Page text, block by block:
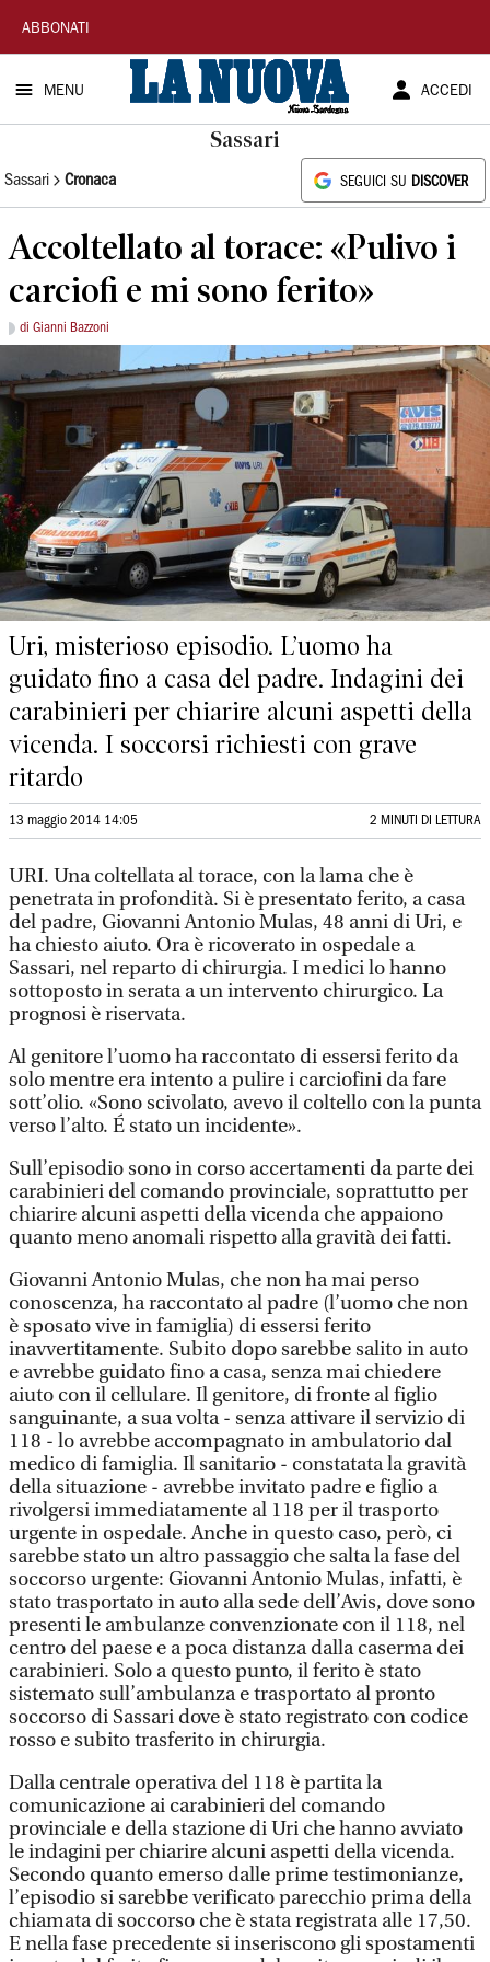
La
Nuova
Sardegna
ABBONATI
MENU ACCEDI
Sassari
Sassari Cronaca SEGUICI SU DISCOVER
Accoltellato al torace: «Pulivo i
carciofi e mi sono ferito»
di Gianni Bazzoni
Uri, misterioso episodio. L’uomo ha
guidato fino a casa del padre. Indagini dei
carabinieri per chiarire alcuni aspetti della
vicenda. I soccorsi richiesti con grave
ritardo
13 maggio 2014 14:05 2 MINUTI DI LETTURA
URI. Una coltellata al torace, con la lama che è
penetrata in profondità. Si è presentato ferito, a casa
del padre, Giovanni Antonio Mulas, 48 anni di Uri, e
ha chiesto aiuto. Ora è ricoverato in ospedale a
Sassari, nel reparto di chirurgia. I medici lo hanno
sottoposto in serata a un intervento chirurgico. La
prognosi è riservata.
Al genitore l’uomo ha raccontato di essersi ferito da
solo mentre era intento a pulire i carciofini da fare
sott’olio. «Sono scivolato, avevo il coltello con la punta
verso l’alto. É stato un incidente».
Sull’episodio sono in corso accertamenti da parte dei
carabinieri del comando provinciale, soprattutto per
chiarire alcuni aspetti della vicenda che appaiono
quanto meno anomali rispetto alla gravità dei fatti.
Giovanni Antonio Mulas, che non ha mai perso
conoscenza, ha raccontato al padre (l’uomo che non
è sposato vive in famiglia) di essersi ferito
inavvertitamente. Subito dopo sarebbe salito in auto
e avrebbe guidato fino a casa, senza mai chiedere
aiuto con il cellulare. Il genitore, di fronte al figlio
sanguinante, a sua volta - senza attivare il servizio di
118 - lo avrebbe accompagnato in ambulatorio dal
medico di famiglia. Il sanitario - constatata la gravità
della situazione - avrebbe invitato padre e figlio a
rivolgersi immediatamente al 118 per il trasporto
urgente in ospedale. Anche in questo caso, però, ci
sarebbe stato un altro passaggio che salta la fase del
soccorso urgente: Giovanni Antonio Mulas, infatti, è
stato trasportato in auto alla sede dell’Avis, dove sono
presenti le ambulanze convenzionate con il 118, nel
centro del paese e a poca distanza dalla caserma dei
carabinieri. Solo a questo punto, il ferito è stato
sistemato sull’ambulanza e trasportato al pronto
soccorso di Sassari dove è stato registrato con codice
rosso e subito trasferito in chirurgia.
Dalla centrale operativa del 118 è partita la
comunicazione ai carabinieri del comando
provinciale e della stazione di Uri che hanno avviato
le indagini per chiarire alcuni aspetti della vicenda.
Secondo quanto emerso dalle prime testimonianze,
l’episodio si sarebbe verificato parecchio prima della
chiamata di soccorso che è stata registrata alle 17,50.
E nella fase precedente si inseriscono gli spostamenti